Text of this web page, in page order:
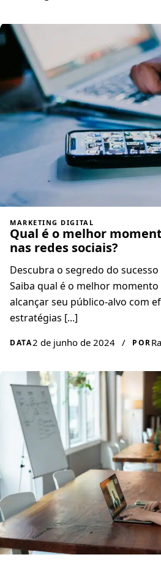
MARKETING DIGITAL
Qual é o melhor
nas redes sociais?
Descubra o segredo do
Saiba qual é o melhor
alcançar seu público-alvo com
estratégias [...]
DATA2 de junho de 2024 / POR